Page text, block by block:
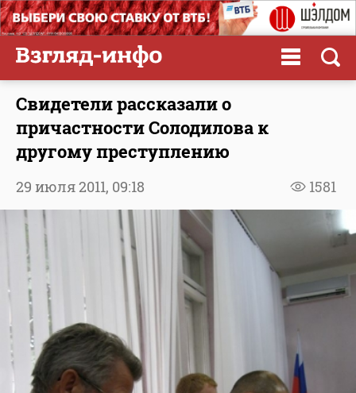
Свидетели рассказали о
причастности Солодилова к
другому преступлению
1581
29 июля 2011, 09:18